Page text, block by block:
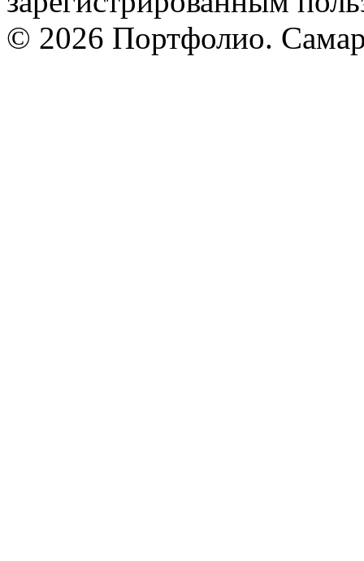
© 2026 Портфолио.